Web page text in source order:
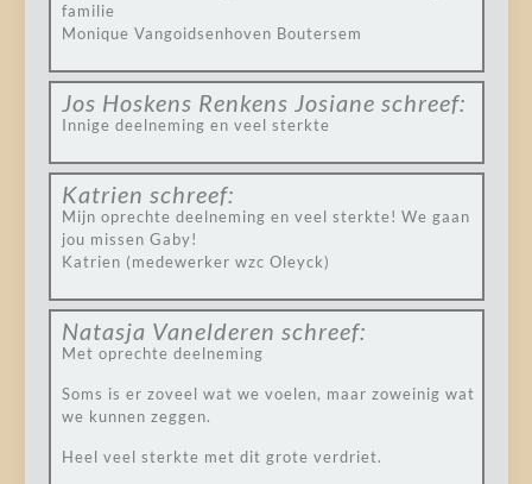
familie
Monique Vangoidsenhoven Boutersem
Jos Hoskens Renkens Josiane schreef:
Innige deelneming en veel sterkte
Katrien schreef:
Mijn oprechte deelneming en veel sterkte! We gaan
jou missen Gaby!
Katrien (medewerker wzc Oleyck)
Natasja Vanelderen schreef:
Met oprechte deelneming
Soms is er zoveel wat we voelen, maar zoweinig wat
we kunnen zeggen.
Heel veel sterkte met dit grote verdriet.